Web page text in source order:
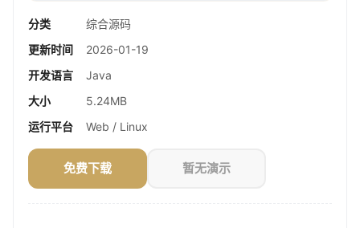
分类
综合源码
更新时间
2026-01-19
开发语言
Java
大小
5.24MB
运行平台
Web / Linux
免费下载 暂无演示